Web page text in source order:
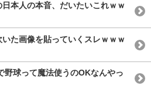
日本人の本音、だいたいこれｗｗ
いた画像を貼っていくスレｗｗｗ
野球って魔法使うのOKなんやっ